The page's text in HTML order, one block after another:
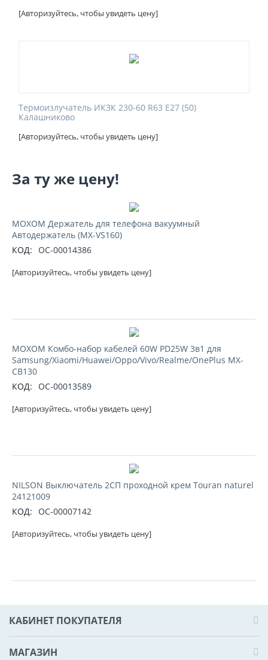
[Авторизуйтесь, чтобы увидеть цену]
Термоизлучатель ИКЗК 230-60 R63 Е27 (50)
Калашниково
[Авторизуйтесь, чтобы увидеть цену]
За ту же цену!
MOXOM Держатель для телефона вакуумный
Автодержатель (MX-VS160)
КОД:
ОС-00014386
[Авторизуйтесь, чтобы увидеть цену]
MOXOM Комбо-набор кабелей 60W PD25W 3в1 для
Samsung/Xiaomi/Huawei/Oppo/Vivo/Realme/OnePlus MX-
CB130
КОД:
ОС-00013589
[Авторизуйтесь, чтобы увидеть цену]
NILSON Выключатель 2СП проходной крем Touran naturel
24121009
КОД:
ОС-00007142
[Авторизуйтесь, чтобы увидеть цену]
КАБИНЕТ ПОКУПАТЕЛЯ
МАГАЗИН